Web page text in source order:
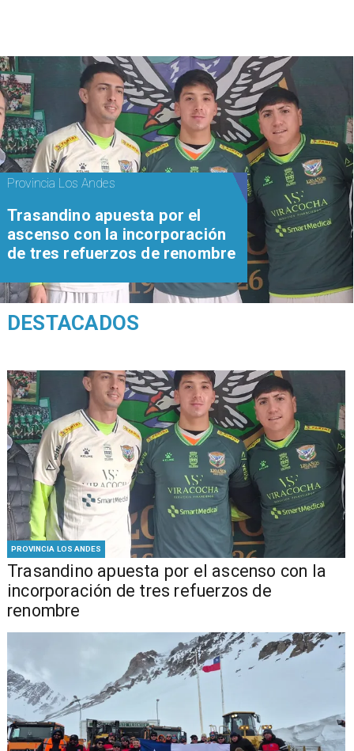
PROVINCIA LOS ANDES
Trasandino apuesta por el ascenso con la
incorporación de tres refuerzos de
renombre
Provincia Los Andes
Trasandino apuesta por el
ascenso con la incorporación
de tres refuerzos de renombre
DESTACADOS